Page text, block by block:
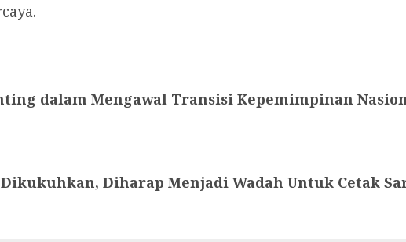
dalam Mengawal Transisi Kepemimpinan
Diharap Menjadi Wadah Untuk Cetak